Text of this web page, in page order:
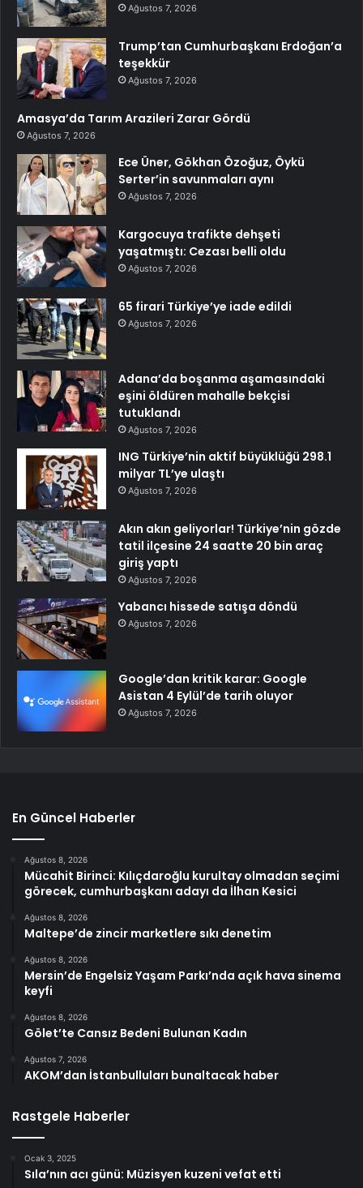
Ağustos 7, 2026
Trump’tan Cumhurbaşkanı Erdoğan’a
teşekkür
Ağustos 7, 2026
Amasya’da Tarım Arazileri Zarar Gördü
Ağustos 7, 2026
Ece Üner, Gökhan Özoğuz, Öykü
Serter’in savunmaları aynı
Ağustos 7, 2026
Kargocuya trafikte dehşeti
yaşatmıştı: Cezası belli oldu
Ağustos 7, 2026
65 firari Türkiye’ye iade edildi
Ağustos 7, 2026
Adana’da boşanma aşamasındaki
eşini öldüren mahalle bekçisi
tutuklandı
Ağustos 7, 2026
ING Türkiye’nin aktif büyüklüğü 298.1
milyar TL’ye ulaştı
Ağustos 7, 2026
Akın akın geliyorlar! Türkiye’nin gözde
tatil ilçesine 24 saatte 20 bin araç
giriş yaptı
Ağustos 7, 2026
Yabancı hissede satışa döndü
Ağustos 7, 2026
Google’dan kritik karar: Google
Asistan 4 Eylül’de tarih oluyor
Ağustos 7, 2026
En Güncel Haberler
Ağustos 8, 2026
Mücahit Birinci: Kılıçdaroğlu kurultay olmadan seçimi
görecek, cumhurbaşkanı adayı da İlhan Kesici
Ağustos 8, 2026
Maltepe’de zincir marketlere sıkı denetim
Ağustos 8, 2026
Mersin’de Engelsiz Yaşam Parkı’nda açık hava sinema
keyfi
Ağustos 8, 2026
Gölet’te Cansız Bedeni Bulunan Kadın
Ağustos 7, 2026
AKOM’dan İstanbulluları bunaltacak haber
Rastgele Haberler
Ocak 3, 2025
Sıla’nın acı günü: Müzisyen kuzeni vefat etti